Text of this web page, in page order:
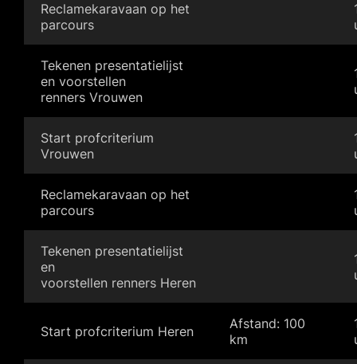
Reclamekaravaan op het
parcours
Tekenen presentatielijst
en voorstellen
renners Vrouwen
Start profcriterium
Vrouwen
Reclamekaravaan op het
parcours
Tekenen presentatielijst
en
voorstellen renners Heren
Start profcriterium Heren
Afstand: 100
km